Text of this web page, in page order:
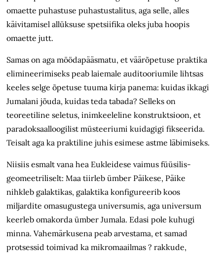
omaette puhastuse puhastustalitus, aga selle, alles
käivitamisel allüksuse spetsiifika oleks juba hoopis
omaette jutt.
Samas on aga möödapääsmatu, et väärõpetuse praktika
elimineerimiseks peab laiemale auditooriumile lihtsas
keeles selge õpetuse tuuma kirja panema: kuidas ikkagi
Jumalani jõuda, kuidas teda tabada? Selleks on
teoreetiline seletus, inimkeeleline konstruktsioon, et
paradoksaalloogilist müsteeriumi kuidagigi fikseerida.
Teisalt aga ka praktiline juhis esimese astme läbimiseks.
Niisiis esmalt vana hea Eukleidese vaimus füüsilis-
geomeetriliselt: Maa tiirleb ümber Päikese, Päike
nihkleb galaktikas, galaktika konfigureerib koos
miljardite omasugustega universumis, aga universum
keerleb omakorda ümber Jumala. Edasi pole kuhugi
minna. Vahemärkusena peab arvestama, et samad
protsessid toimivad ka mikromaailmas ? rakkude,